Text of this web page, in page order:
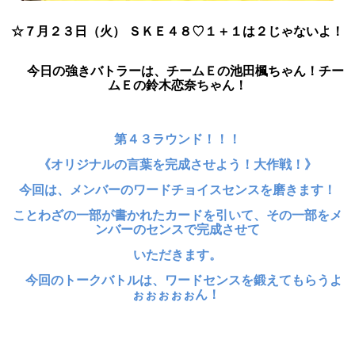
☆７ 月２３日（火） ＳＫＥ４８♡１＋１は２じゃないよ！
今日 の強きバトラーは、チームＥの池田楓ちゃん！チー
ムＥの鈴木恋奈ちゃん！
第４３ラウンド！！！
《オリジナルの言葉を完成させよう！大作戦！》
今回は、メンバーのワードチョイスセンスを磨きます！
ことわざの一部が書かれたカードを引いて、その一部をメ
ンバーのセンスで完成させて
いただきます。
今回のトークバトルは、ワードセンスを鍛えてもらうよ
ぉぉぉぉぉん！